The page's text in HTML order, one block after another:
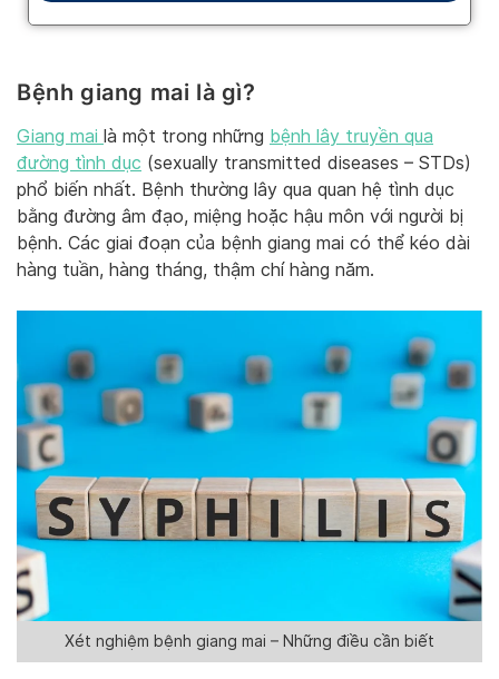
Bệnh giang mai là gì?
Giang mai là một trong những bệnh lây truyền qua
đường tình dục (sexually transmitted diseases – STDs)
phổ biến nhất. Bệnh thường lây qua quan hệ tình dục
bằng đường âm đạo, miệng hoặc hậu môn với người bị
bệnh. Các giai đoạn của bệnh giang mai có thể kéo dài
hàng tuần, hàng tháng, thậm chí hàng năm.
Xét nghiệm bệnh giang mai – Những điều cần biết